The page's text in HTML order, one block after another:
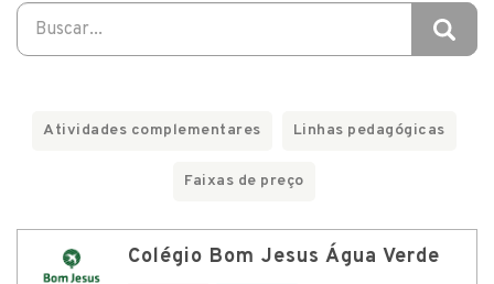
Atividades complementares Linhas pedagógicas
Faixas de preço
Colégio Bom Jesus Água Verde